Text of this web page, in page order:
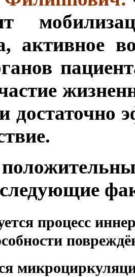
активное
достаточно
процесс